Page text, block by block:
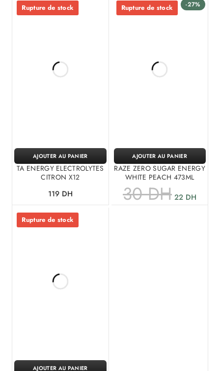
Rupture de stock
TA ENERGY ELECTROLYTES
CITRON X12
119 DH
AJOUTER AU PANIER
-27%
Rupture de stock
RAZE ZERO SUGAR ENERGY
WHITE PEACH 473ML
30DH 22 DH
AJOUTER AU PANIER
Rupture de stock
AJOUTER AU PANIER